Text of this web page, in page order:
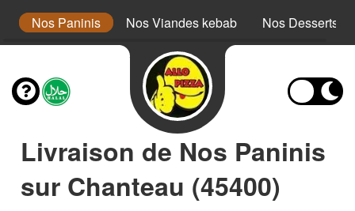
Nos Paninis Nos Viandes kebab Nos Desserts
Livraison de Nos Paninis
sur Chanteau (45400)